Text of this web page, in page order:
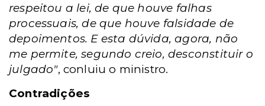
respeitou a lei, de que houve falhas
processuais, de que houve falsidade de
depoimentos. E esta dúvida, agora, não
me permite, segundo creio, desconstituir o
julgado", conluiu o ministro.
Contradições